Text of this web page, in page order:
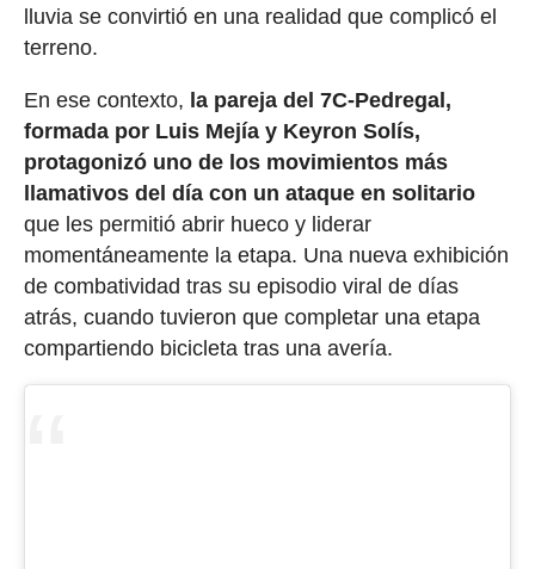
lluvia se convirtió en una realidad que complicó el
terreno.
En ese contexto, la pareja del 7C-Pedregal,
formada por Luis Mejía y Keyron Solís,
protagonizó uno de los movimientos más
llamativos del día con un ataque en solitario
que les permitió abrir hueco y liderar
momentáneamente la etapa. Una nueva exhibición
de combatividad tras su episodio viral de días
atrás, cuando tuvieron que completar una etapa
compartiendo bicicleta tras una avería.